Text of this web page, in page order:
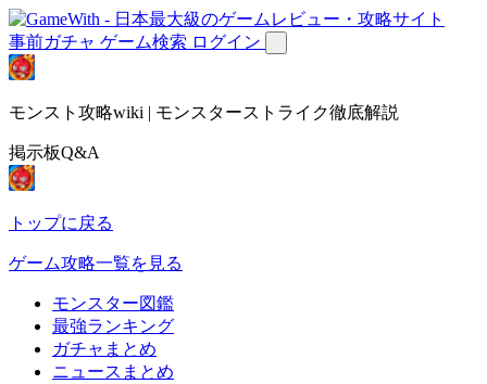
事前ガチャ ゲーム検索 ログイン
モンスト攻略wiki | モンスターストライク徹底解説
掲示板Q&A
トップに戻る
ゲーム攻略一覧を見る
モンスター図鑑
最強ランキング
ガチャまとめ
ニュースまとめ